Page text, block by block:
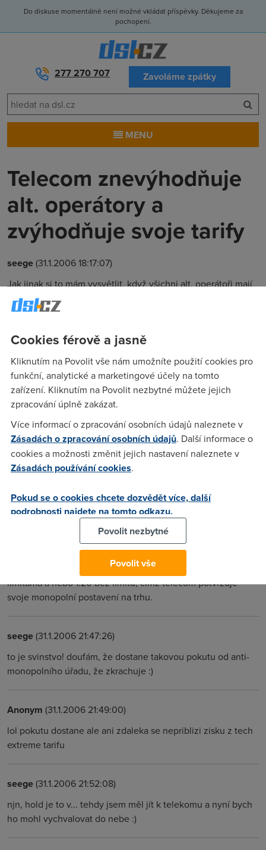
Do diskuse momentálně není možné vkládat příspěvky. Děkujeme za
pochopení.
277 270 707 Zavoláme zpátky
MENU
Telecom znevýhodňuje
alt. operátory a
zvýhodňuje svoje tarify
seege(31.1.2006 18:17:07)
Jak jinak si to mám vysvětlit, když všichni alt. operátoři mají
dsl připojení dražší než samotný telecom, které má své
nabídky nejvýhodnější - nejlevnější...HNUS
Anonym(31.1.2006 18:32:03)
Vysvětluješ si to naprosto správně. Alt. operátoři nakupují u
Telecomu, tak si musí přirazit, aby vydělali....
seege(31.1.2006 18:44:03)
Tak je fakt děs, takže ted budu platit za 512kbit stejně peněz,
jako u telecomu za 2Mbit....
Anonym(31.1.2006 19:21:02)
Voni to ještě navýšej.... ale největší zkurvenej bordel je v
extreme tarifech, který alternativní operátoři nabízet
nebudou...... jelikož je to 1:50 ale bez jakýchkoli datových
limitů, a alt. operátorům bude telecom nabízet jenom 1:50 s
limitama a nebo 1:20 bez limitů, čímž telecom potvrzuje
svoje monopolní postavení na trhu.
seege(31.1.2006 21:47:26)
to je svinstvo! doufám, že dostane takovou pokutu od anti-
monopolního úřadu, že zkrachuje :)
Anonym (31.1.2006 21:49:00)
lol pokutu dostane ale ani zdaleka se nepriblizi zisku z tech
extreme tarifu
seege(31.1.2006 21:52:08)
njn, hold je to v... tehdy jsem měl jít k telekomu a nyní bych
ho mohl vychvalovat do nebe :)
Cookies férově a jasně
Kliknutím na Povolit vše nám umožníte použití cookies pro
funkční, analytické a marketingové účely na tomto
zařízení. Kliknutím na Povolit nezbytné můžete jejich
zpracování úplně zakázat.
Více informací o zpracování osobních údajů naleznete v
Zásadách o zpracování osobních údajů. Další informace o
cookies a možnosti změnit jejich nastavení naleznete v
Zásadách používání cookies.
Pokud se o cookies chcete dozvědět více, další
podrobnosti najdete na tomto odkazu.
Povolit nezbytné
Povolit vše